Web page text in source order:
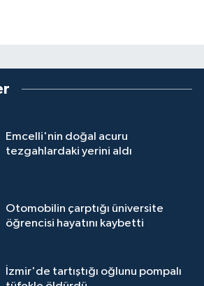
Emcelli'nin doğal acuru
tezgahlardaki yerini aldı
Otomobilin çarptığı üniversite
öğrencisi hayatını kaybetti
İzmir'de tartıştığı oğlunu pompalı